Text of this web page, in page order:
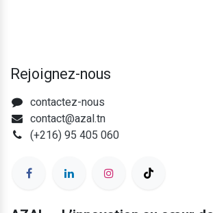
Rejoignez-nous
contactez-nous
contact@azal.tn
(+216) 95 405 060